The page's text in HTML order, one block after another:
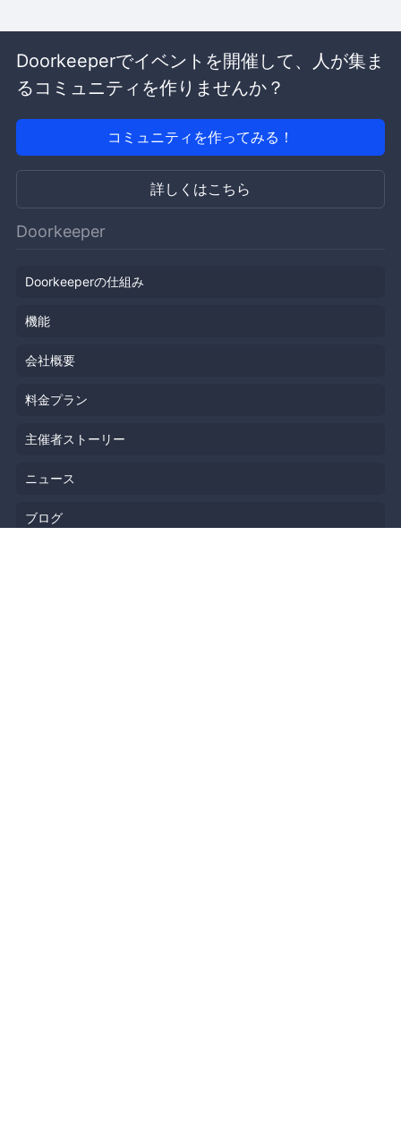
Doorkeeperでイベントを開催して、人が集ま
るコミュニティを作りませんか？
コミュニティを作ってみる！
詳しくはこちら
Doorkeeper
Doorkeeperの仕組み
機能
会社概要
料金プラン
主催者ストーリー
ニュース
ブログ